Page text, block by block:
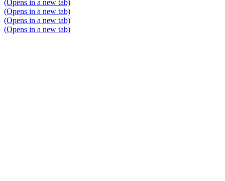
(Opens in a new tab)
(Opens in a new tab)
(Opens in a new tab)
(Opens in a new tab)